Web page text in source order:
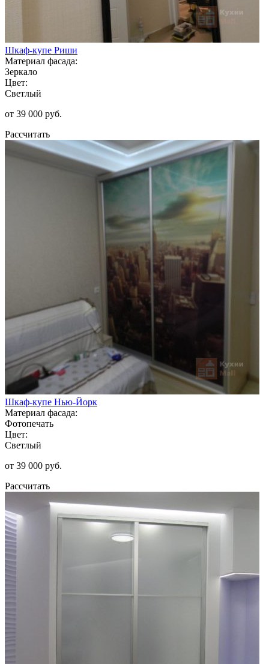
Шкаф-купе Риши
Материал фасада:
Зеркало
Цвет:
Светлый
от 39 000 руб.
Рассчитать
Шкаф-купе Нью-Йорк
Материал фасада:
Фотопечать
Цвет:
Светлый
от 39 000 руб.
Рассчитать